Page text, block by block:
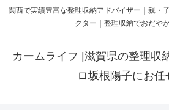
関西で実績豊富な整理収納アドバイザー｜親・
クター｜整理収納でおだや
カームライフ |滋賀県の整理収
ロ坂根陽子にお任